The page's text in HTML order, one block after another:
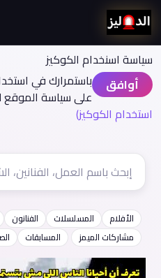
سياسة اسنخدام الكوكيز
أوافق
باستمرارك في
على سياسة الموقع
استخدام الكوكيز)
الأفلام المسلسلات الفنانون
مشاركات الميمز
المسابقات